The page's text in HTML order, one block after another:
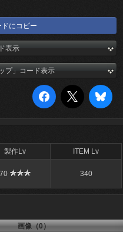
にコピー
表示
プ」コード表示
製作Lv ITEM Lv
70 340
画像（0）